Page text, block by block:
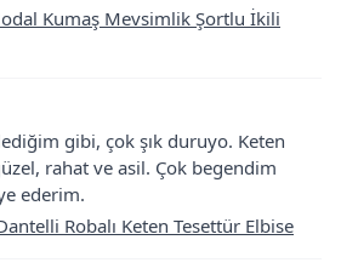
Kumaş Mevsimlik Şortlu İkili
gibi, çok şık duruyo. Keten
rahat ve asil. Çok begendim
ederim.
Robalı Keten Tesettür Elbise